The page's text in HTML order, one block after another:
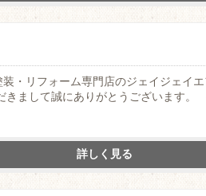
・リフォーム専門店のジェイジェイエ
きまして誠にありがとうございます。
詳しく見る